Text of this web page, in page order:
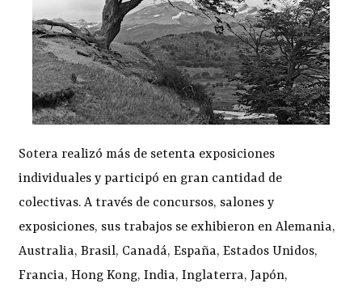
Sotera realizó más de setenta exposiciones
individuales y participó en gran cantidad de
colectivas. A través de concursos, salones y
exposiciones, sus trabajos se exhibieron en Alemania,
Australia, Brasil, Canadá, España, Estados Unidos,
Francia, Hong Kong, India, Inglaterra, Japón,